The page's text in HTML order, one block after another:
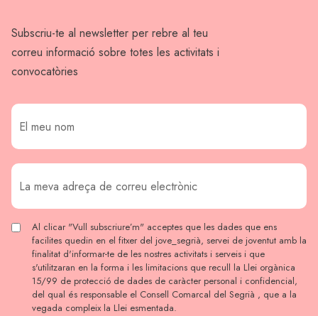
Subscriu-te al newsletter per rebre al teu
correu informació sobre totes les activitats i
convocatòries
Al clicar "Vull subscriure’m" acceptes que les dades que ens
facilites quedin en el fitxer del jove_segrià, servei de joventut amb la
finalitat d'informar-te de les nostres activitats i serveis i que
s'utilitzaran en la forma i les limitacions que recull la Llei orgànica
15/99 de protecció de dades de caràcter personal i confidencial,
del qual és responsable el Consell Comarcal del Segrià , que a la
vegada compleix la Llei esmentada.